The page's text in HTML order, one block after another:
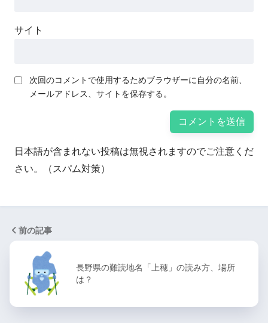
サイト
次回のコメントで使用するためブラウザーに自分の名前、
メールアドレス、サイトを保存する。
日本語が含まれない投稿は無視されますのでご注意くだ
さい。（スパム対策）
前の記事
長野県の難読地名「上穂」の読み方、場所
は？